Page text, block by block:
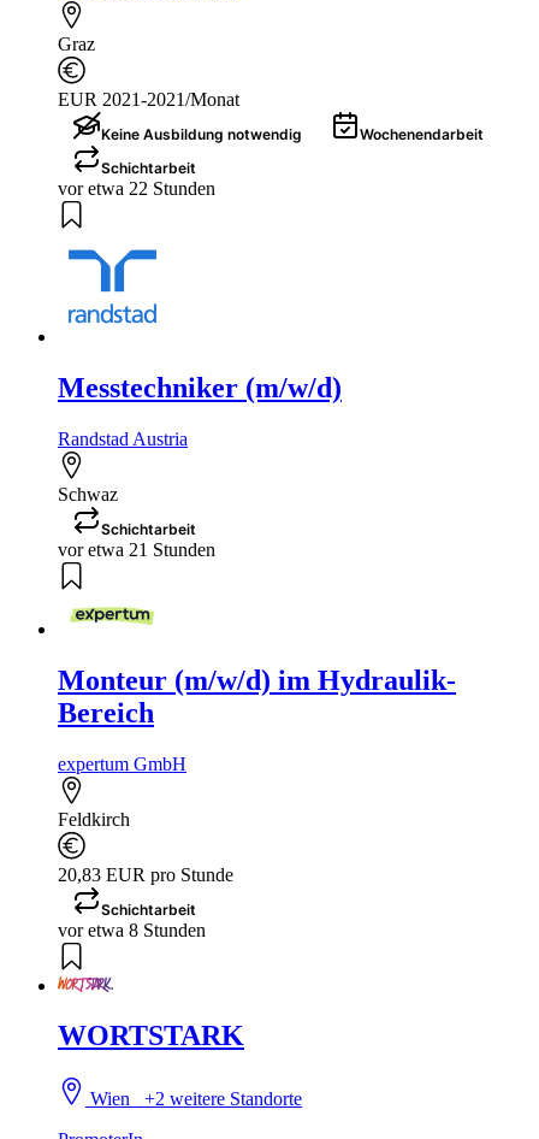
Graz
EUR 2021-2021/Monat
Keine Ausbildung notwendig
Wochenendarbeit
Schichtarbeit
vor etwa 22 Stunden
Messtechniker (m/w/d)
Randstad Austria
Schwaz
Schichtarbeit
vor etwa 21 Stunden
Monteur (m/w/d) im Hydraulik-
Bereich
expertum GmbH
Feldkirch
20,83 EUR pro Stunde
Schichtarbeit
vor etwa 8 Stunden
WORTSTARK
Wien+2 weitere Standorte